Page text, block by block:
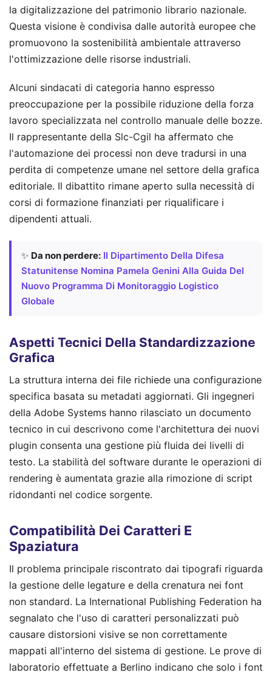
la digitalizzazione del patrimonio librario nazionale.
Questa visione è condivisa dalle autorità europee che
promuovono la sostenibilità ambientale attraverso
l'ottimizzazione delle risorse industriali.
Alcuni sindacati di categoria hanno espresso
preoccupazione per la possibile riduzione della forza
lavoro specializzata nel controllo manuale delle bozze.
Il rappresentante della Slc-Cgil ha affermato che
l'automazione dei processi non deve tradursi in una
perdita di competenze umane nel settore della grafica
editoriale. Il dibattito rimane aperto sulla necessità di
corsi di formazione finanziati per riqualificare i
dipendenti attuali.
✨ Da non perdere: Il Dipartimento Della Difesa
Statunitense Nomina Pamela Genini Alla Guida Del
Nuovo Programma Di Monitoraggio Logistico
Globale
Aspetti Tecnici Della Standardizzazione
Grafica
La struttura interna dei file richiede una configurazione
specifica basata su metadati aggiornati. Gli ingegneri
della Adobe Systems hanno rilasciato un documento
tecnico in cui descrivono come l'architettura dei nuovi
plugin consenta una gestione più fluida dei livelli di
testo. La stabilità del software durante le operazioni di
rendering è aumentata grazie alla rimozione di script
ridondanti nel codice sorgente.
Compatibilità Dei Caratteri E
Spaziatura
Il problema principale riscontrato dai tipografi riguarda
la gestione delle legature e della crenatura nei font
non standard. La International Publishing Federation ha
segnalato che l'uso di caratteri personalizzati può
causare distorsioni visive se non correttamente
mappati all'interno del sistema di gestione. Le prove di
laboratorio effettuate a Berlino indicano che solo i font